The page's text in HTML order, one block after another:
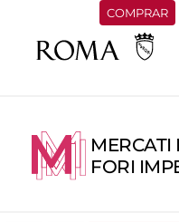
COMPRAR
FORI